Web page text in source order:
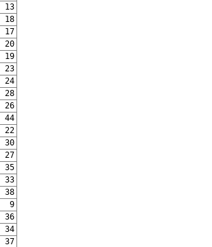
13
18
17
20
19
23
24
28
26
44
22
30
27
35
33
38
9
36
34
37